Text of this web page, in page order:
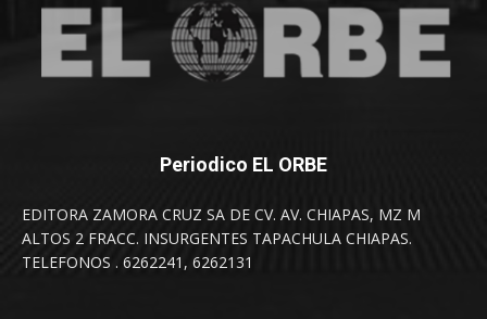
Periodico EL ORBE
EDITORA ZAMORA CRUZ SA DE CV. AV. CHIAPAS, MZ M
ALTOS 2 FRACC. INSURGENTES TAPACHULA CHIAPAS.
TELEFONOS . 6262241, 6262131